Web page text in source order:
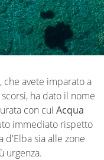
, che avete imparato a
ha dato il nome
con cui Acqua
immediato rispetto
d'Elba sia alle zone
urgenza.